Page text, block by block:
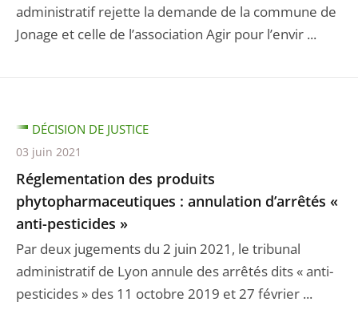
administratif rejette la demande de la commune de
Jonage et celle de l’association Agir pour l’envir ...
Réglementation des produits
phytopharmaceutiques : annulation d’arrêtés «
anti-pesticides »
Par deux jugements du 2 juin 2021, le tribunal
administratif de Lyon annule des arrêtés dits « anti-
pesticides » des 11 octobre 2019 et 27 février ...
DÉCISION DE JUSTICE
03 juin 2021